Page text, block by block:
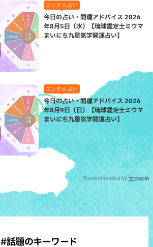
エンタメ,占い
今日の占い・開運アドバイス 2026
年8月5日（水）【琉球鑑定士ミウマ
まいにち九星気学開運占い】
エンタメ,占い
今日の占い・開運アドバイス 2026
年8月9日（日）【琉球鑑定士ミウマ
まいにち九星気学開運占い】
Recommended by
#話題のキーワード